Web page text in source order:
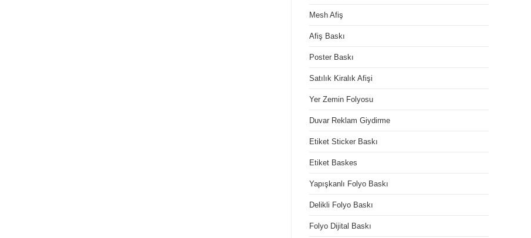
Mesh Afiş
Afiş Baskı
Poster Baskı
Satılık Kiralık Afişi
Yer Zemin Folyosu
Duvar Reklam Giydirme
Etiket Sticker Baskı
Etiket Baskes
Yapışkanlı Folyo Baskı
Delikli Folyo Baskı
Folyo Dijital Baskı